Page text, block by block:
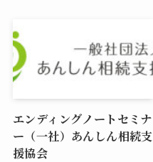
エンディングノートセミナ
ー（一社）あんしん相続支
援協会